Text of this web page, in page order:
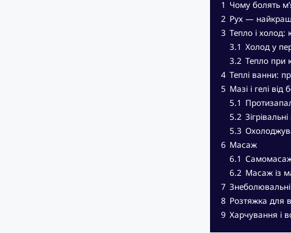
1 Чому болять
2 Рух —
3 Тепло і холод:
3.1 Холод у
3.2 Тепло при
4 Теплі ванни:
5 Мазі і гелі
5.1
5.2
5.3
6 Масаж
6.1
6.2 Масаж із
7
8 Розтяжка для
9 Харчування і